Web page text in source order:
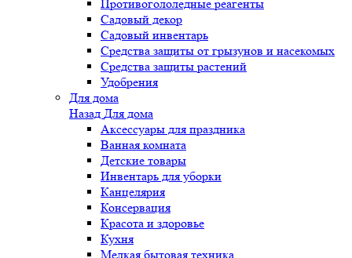
Противогололедные реагенты
Садовый декор
Садовый инвентарь
Средства защиты от грызунов и насекомых
Средства защиты растений
Удобрения
Для дома
Назад Для дома
Аксессуары для праздника
Ванная комната
Детские товары
Инвентарь для уборки
Канцелярия
Консервация
Красота и здоровье
Кухня
Мелкая бытовая техника